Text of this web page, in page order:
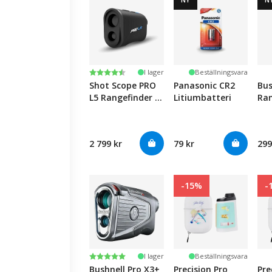
Betyg:
4.8 utav 5 stjärnor
I lager
Shot Scope PRO
L5 Rangefinder -
2 799 kr
Beställningsvara
Panasonic CR2
Litiumbatteri
79 kr
Betyg:
5.0 utav 5 stjärnor
I lager
Bushnell Pro X3+
-15%
Beställningsvara
Precision Pro
-